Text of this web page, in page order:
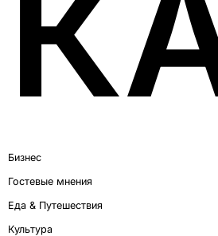
Бизнес
Гостевые мнения
Еда & Путешествия
Культура